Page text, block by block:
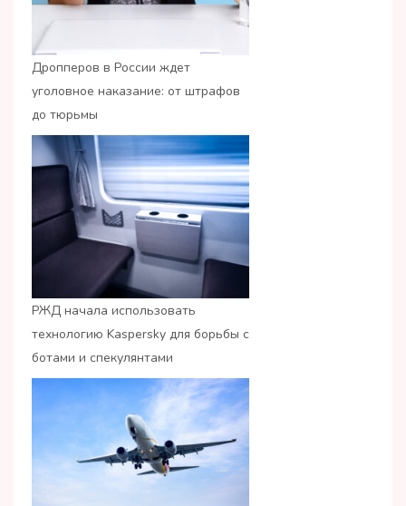
Дропперов в России ждет
уголовное наказание: от штрафов
до тюрьмы
РЖД начала использовать
технологию Kaspersky для борьбы с
ботами и спекулянтами